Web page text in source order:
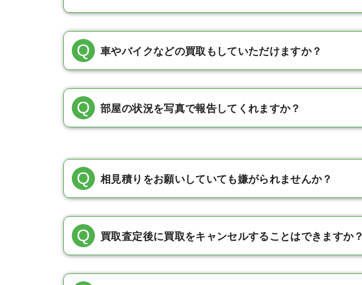
車やバイクなどの買取もしていただけますか？
部屋の状況を写真で報告してくれますか？
相見積りをお願いしていても嫌がられませんか？
買取査定後に買取をキャンセルすることはできますか？